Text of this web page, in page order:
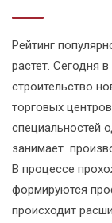
Рейтинг
растет. Сегодня
строительство
торговых
специальностей
занимает
В процессе
формируются
происходит